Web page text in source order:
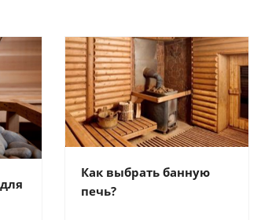
Как выбрать банную
печь?